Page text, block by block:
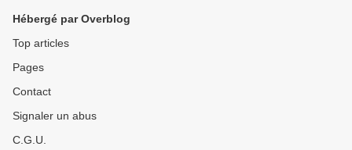
Hébergé par Overblog
Top articles
Pages
Contact
Signaler un abus
C.G.U.